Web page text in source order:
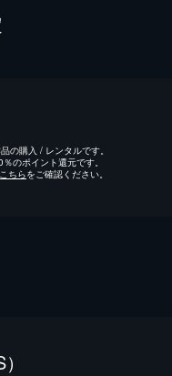
の購入 / レンタルです。
のポイント還元です。
こちらをご確認ください。